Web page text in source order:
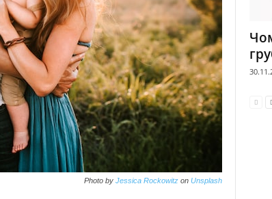
Photo by Jessica Rockowitzon Unsplash